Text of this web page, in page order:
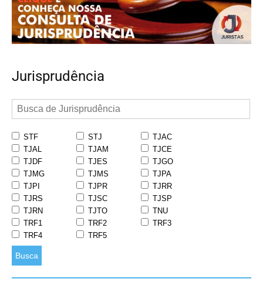
Jurisprudência
STF STJ
TJAC
TJAL
TJAM
TJCE
TJDF
TJES
TJGO
TJMG
TJMS
TJPA
TJPI
TJPR
TJRR
TJRS
TJSC
TJSP
TJRN
TJTO
TNU
TRF1
TRF2
TRF3
TRF4
TRF5
Busca